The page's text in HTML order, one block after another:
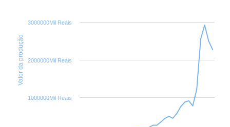
Valor da produção
1000000Mil Reais
2000000Mil Reais
3000000Mil Reais